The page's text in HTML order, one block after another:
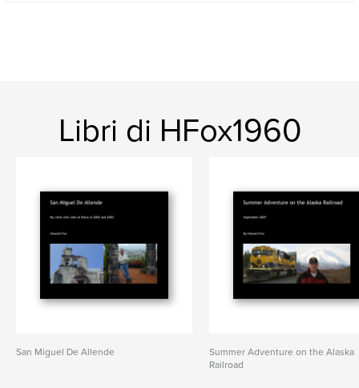
Libri di HFox1960
San Miguel De Allende
Summer Adventure on the Alaska
Railroad